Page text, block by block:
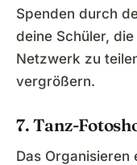
Spenden durch
deine Schüler,
Netzwerk zu
vergrößern.
7. Tanz-
Das Organisieren